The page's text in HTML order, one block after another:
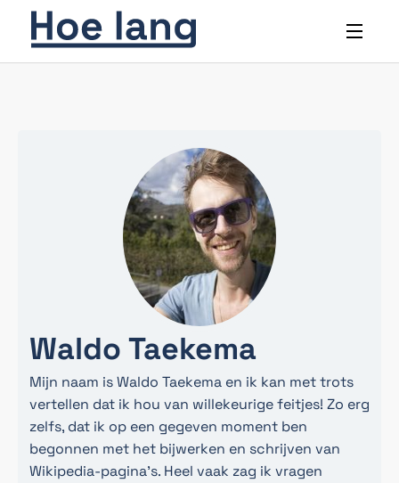
Waldo Taekema
Mijn naam is Waldo Taekema en ik kan met trots
vertellen dat ik hou van willekeurige feitjes! Zo erg
zelfs, dat ik op een gegeven moment ben
begonnen met het bijwerken en schrijven van
Wikipedia-pagina's. Heel vaak zag ik vragen